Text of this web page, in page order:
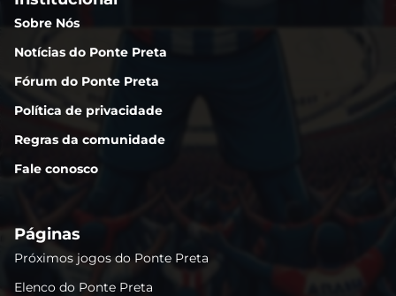
Sobre Nós
Notícias do Ponte Preta
Fórum do Ponte Preta
Política de privacidade
Regras da comunidade
Fale conosco
Páginas
Próximos jogos do Ponte Preta
Elenco do Ponte Preta